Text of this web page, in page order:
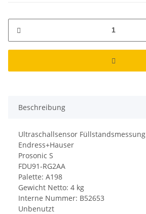
Beschreibung
Ultraschallsensor Füllstandsmessung
Endress+Hauser
Prosonic S
FDU91-RG2AA
Palette: A198
Gewicht Netto: 4 kg
Interne Nummer: B52653
Unbenutzt